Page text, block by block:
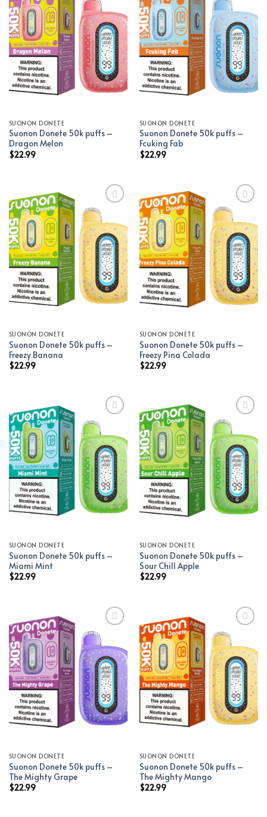
Add to wishlist
SUONON DONETE
Suonon Donete 50k puffs –
Dragon Melon
$22.99
Add to wishlist
SUONON DONETE
Suonon Donete 50k puffs –
Fcuking Fab
$22.99
Add to wishlist
SUONON DONETE
Suonon Donete 50k puffs –
Freezy Banana
$22.99
Add to wishlist
SUONON DONETE
Suonon Donete 50k puffs –
Freezy Pina Colada
$22.99
Add to wishlist
SUONON DONETE
Suonon Donete 50k puffs –
Miami Mint
$22.99
Add to wishlist
SUONON DONETE
Suonon Donete 50k puffs –
Sour Chill Apple
$22.99
Add to wishlist
SUONON DONETE
Suonon Donete 50k puffs –
The Mighty Grape
$22.99
Add to wishlist
SUONON DONETE
Suonon Donete 50k puffs –
The Mighty Mango
$22.99